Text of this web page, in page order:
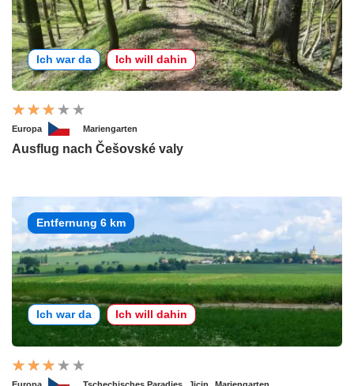
Ich war da Ich will dahin
Europa Mariengarten
Ausflug nach Češovské valy
Entfernung 6 km
Ich war da Ich will dahin
Europa Tschechisches Paradies Jicin Mariengarten